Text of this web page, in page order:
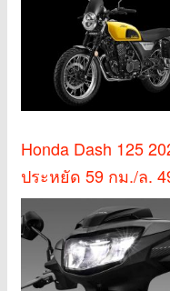
Honda Dash 125
ประหยัด 59 กม./ล.